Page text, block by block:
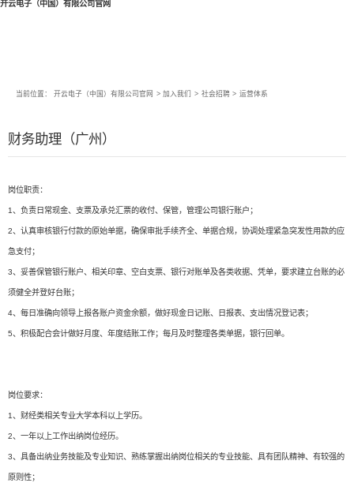
开云电子（中国）有限公司官网
当前位置： 开云电子（中国）有限公司官网 > 加入我们 > 社会招聘 > 运营体系
财务助理（广州）
岗位职责：
1、负责日常现金、支票及承兑汇票的收付、保管，管理公司银行账户；
2、认真审核银行付款的原始单据，确保审批手续齐全、单据合规，协调处理紧急突发性用款的应
急支付；
3、妥善保管银行账户、相关印章、空白支票、银行对账单及各类收据、凭单，要求建立台账的必
须健全并登好台账；
4、每日准确向领导上报各账户资金余额，做好现金日记账、日报表、支出情况登记表；
5、积极配合会计做好月度、年度结账工作；每月及时整理各类单据，银行回单。
岗位要求：
1、财经类相关专业大学本科以上学历。
2、一年以上工作出纳岗位经历。
3、具备出纳业务技能及专业知识、熟练掌握出纳岗位相关的专业技能、具有团队精神、有较强的
原则性；